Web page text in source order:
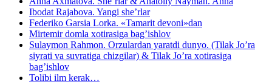
Ibodat Rajabova. Yangi she’rlar
Federiko Garsia Lorka. «Tamarit devoni»dan
Mirtemir domla xotirasiga bag’ishlov
Sulaymon Rahmon. Orzulardan yaratdi dunyo. (Tilak Jo’ra
siyrati va suvratiga chizgilar) & Tilak Jo’ra xotirasiga
bag’ishlov
Tolibi ilm kerak…